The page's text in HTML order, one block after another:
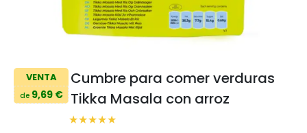
VENTA
de9,69 €
Cumbre para comer verduras
Tikka Masala con arroz